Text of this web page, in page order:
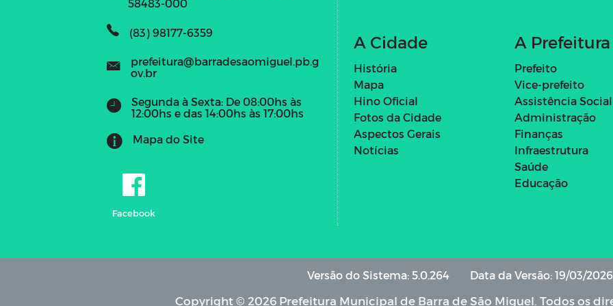
58483-000
(83) 98177-6359
prefeitura@barradesaomiguel.pb.g
ov.br
Segunda à Sexta: De 08:00hs às
12:00hs e das 14:00hs às 17:00hs
Mapa do Site
Facebook
A Cidade
História
Mapa
Hino Oficial
Fotos da Cidade
Aspectos Gerais
Notícias
A Prefeitura
Prefeito
Vice-prefeito
Assistência Social
Administração
Finanças
Infraestrutura
Saúde
Educação
Versão do Sistema: 5.0.264 Data da Versão: 19/03/2026
Copyright © 2026 Prefeitura Municipal de Barra de São Miguel. Todos os